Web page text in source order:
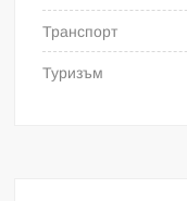
Транспорт
Туризъм